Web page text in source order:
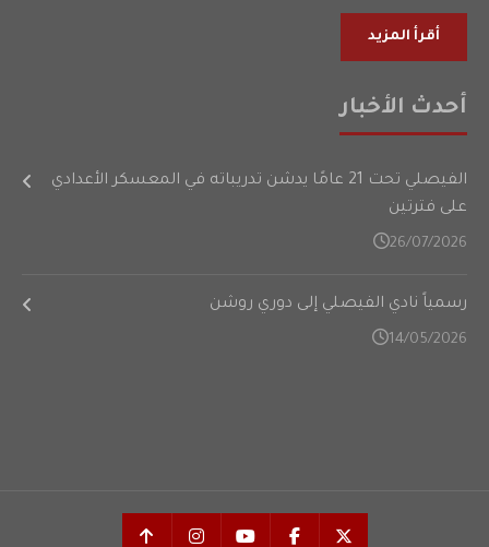
أقرأ المزيد
أحدث الأخبار
الفيصلي تحت 21 عامًا يدشن تدريباته في المعسكر الأعدادي
على فترتين
26/07/2026
رسمياً نادي الفيصلي إلى دوري روشن
14/05/2026